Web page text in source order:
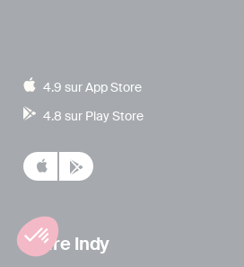
4.9 sur App Store
4.8 sur Play Store
L’offre Indy